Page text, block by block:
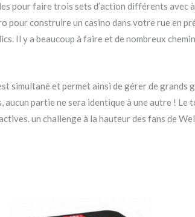
pour faire trois sets d’action différents avec
pour construire un casino dans votre rue en
Il y a beaucoup à faire et de nombreux
simultané et permet ainsi de gérer de
partie ne sera identique à une autre ! Le
un challenge à la hauteur des fans de